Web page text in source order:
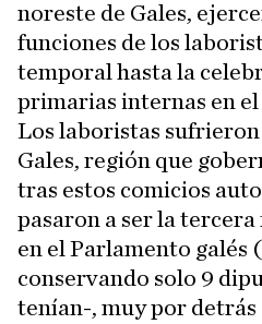
noreste de Gales,
funciones de los
temporal hasta la
primarias internas en
Los laboristas
Gales, región que
tras estos comicios
pasaron a ser la
en el Parlamento galés
conservando solo 9
tenían-, muy por detrás